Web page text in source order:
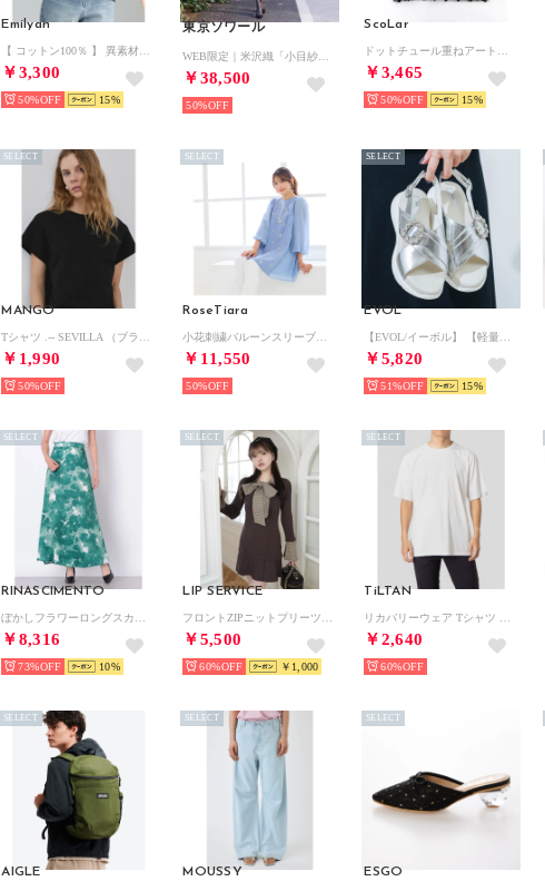
Emilyan
￥3,300
50% 15
東京ソワール
￥38,500
50%
ScoLar
￥3,465
50% 15
MANGO
￥1,990
SELECT
50%
RoseTiara
￥11,550
SELECT
50%
EVOL
￥5,820
SELECT
51% 15
RINASCIMENTO
￥8,316
SELECT
73% 10
LIP SERVICE
￥5,500
SELECT
60% ￥1,000
TiLTAN
￥2,640
SELECT
60%
AIGLE
SELECT
MOUSSY
SELECT
ESGO
SELECT